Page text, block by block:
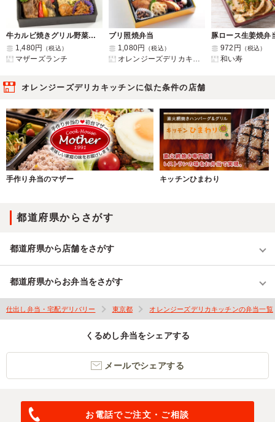
牛カルビ焼きグリル野菜添え弁当
1,480円
（税込）
マザーズランチ
ブリ照焼弁当
1,080円
（税込）
オレンジーズデリカキッチン
豚ロース生姜焼弁
972円
（税込）
和い寿
オレンジーズデリカキッチンに似た条件の店舗
手作り弁当のマザー キッチンひまわり
都道府県からさがす
都道府県から店舗をさがす
都道府県からお弁当をさがす
仕出し弁当・宅配デリバリー 東京都 オレンジーズデリカキッチンの弁当一覧
くるめし弁当をシェアする
メールでシェアする
お電話でご注文・ご相談